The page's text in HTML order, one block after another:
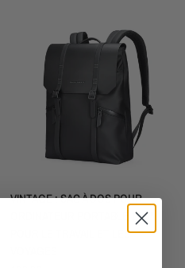
APERÇU RAPIDE
VINTAGE : SAC À DOS POUR
ORDINATEUR PORTABLE 15,6"
POUR LE TRAVAIL ET LES